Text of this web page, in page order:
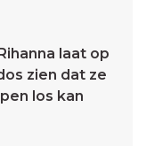
laat op
zien dat ze
los kan